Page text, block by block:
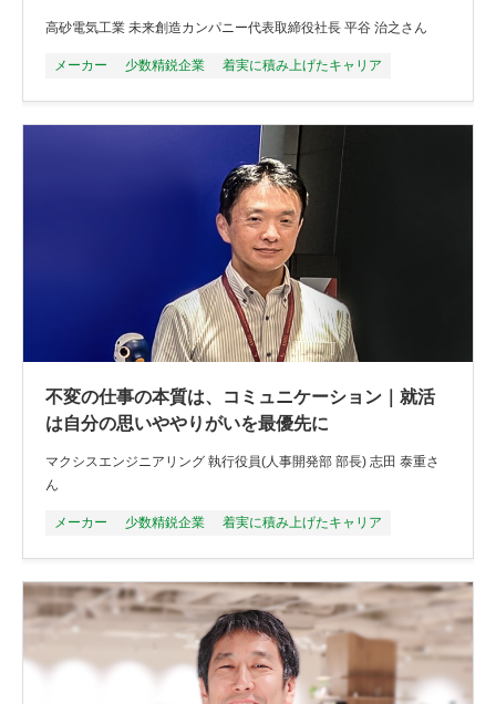
高砂電気工業 未来創造カンパニー代表取締役社長 平谷 治之さん
メーカー 少数精鋭企業 着実に積み上げたキャリア
不変の仕事の本質は、コミュニケーション｜就活
は自分の思いややりがいを最優先に
マクシスエンジニアリング 執行役員(人事開発部 部長) 志田 泰重さ
ん
メーカー 少数精鋭企業 着実に積み上げたキャリア